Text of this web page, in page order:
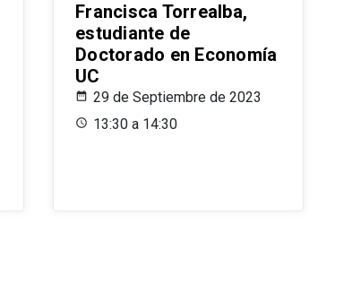
Francisca Torrealba,
estudiante de
Doctorado en Economía
UC
29 de Septiembre de 2023
13:30 a 14:30